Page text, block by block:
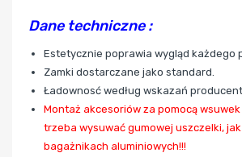
Dane techniczne :
Estetycznie poprawia wygląd każdego
Zamki dostarczane jako standard.
Ładownosć według wskazań
Montaż akcesoriów za pomocą wsuwek
trzeba wysuwać gumowej uszczelki,
bagażnikach aluminiowych!!!